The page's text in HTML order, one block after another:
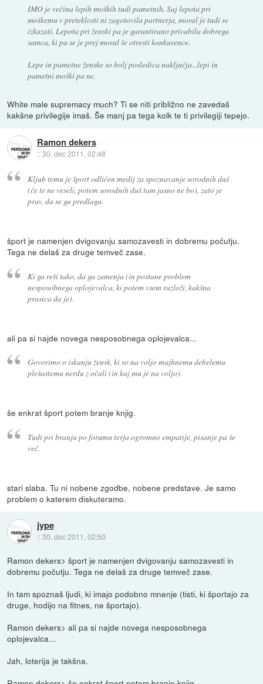
IMO je večina lepih moških tudi pametnih. Saj lepota pri
moškemu v preteklosti ni zagotovila partnerja, moral je tudi se
izkazati. Lepota pri ženski pa je garantirano privabila dobrega
samca, ki pa se je prej moral še otresti konkurence.
Lepe in pametne ženske so bolj posledica naključja...lepi in
pametni moški pa ne.
White male supremacy much? Ti se niti približno ne zavedaš
kakšne privilegije imaš. Še manj pa tega kolk te ti privilegiji tepejo.
Ramon dekers
::30. dec 2011, 02:48
Kljub temu je šport odličen medij za spoznavanje sorodnih duš
(če te ne veseli, potem sorodnih duš tam jasno ne bo), zato je
prav, da se ga predlaga.
šport je namenjen dvigovanju samozavesti in dobremu počutju.
Tega ne delaš za druge temveč zase.
Ki ga reši tako, da ga zamenja (in postane problem
nesposobnega oplojevalca, ki potem vsem razloži, kakšna
prasica da je).
ali pa si najde novega nesposobnega oplojevalca...
Govorimo o iskanju žensk, ki so na voljo majhnemu debelemu
plešastemu nerdu z očali (in kaj mu je na voljo).
še enkrat šport potem branje knjig.
Tudi pri branju po forumu terja ogromno empatije, pisanje pa še
več.
stari slaba. Tu ni nobene zgodbe, nobene predstave. Je samo
problem o katerem diskuteramo.
jype
::30. dec 2011, 02:50
Ramon dekers> šport je namenjen dvigovanju samozavesti in
dobremu počutju. Tega ne delaš za druge temveč zase.
In tam spoznaš ljudi, ki imajo podobno mnenje (tisti, ki športajo za
druge, hodijo na fitnes, ne športajo).
Ramon dekers> ali pa si najde novega nesposobnega
oplojevalca...
Jah, loterija je takšna.